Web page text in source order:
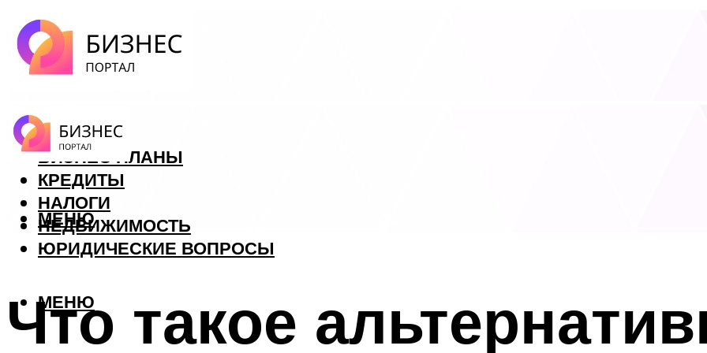
ФОРЕКС
БИЗНЕС ПЛАНЫ
КРЕДИТЫ
НАЛОГИ
НЕДВИЖИМОСТЬ
ЮРИДИЧЕСКИЕ ВОПРОСЫ
МЕНЮ
МЕНЮ
Что такое